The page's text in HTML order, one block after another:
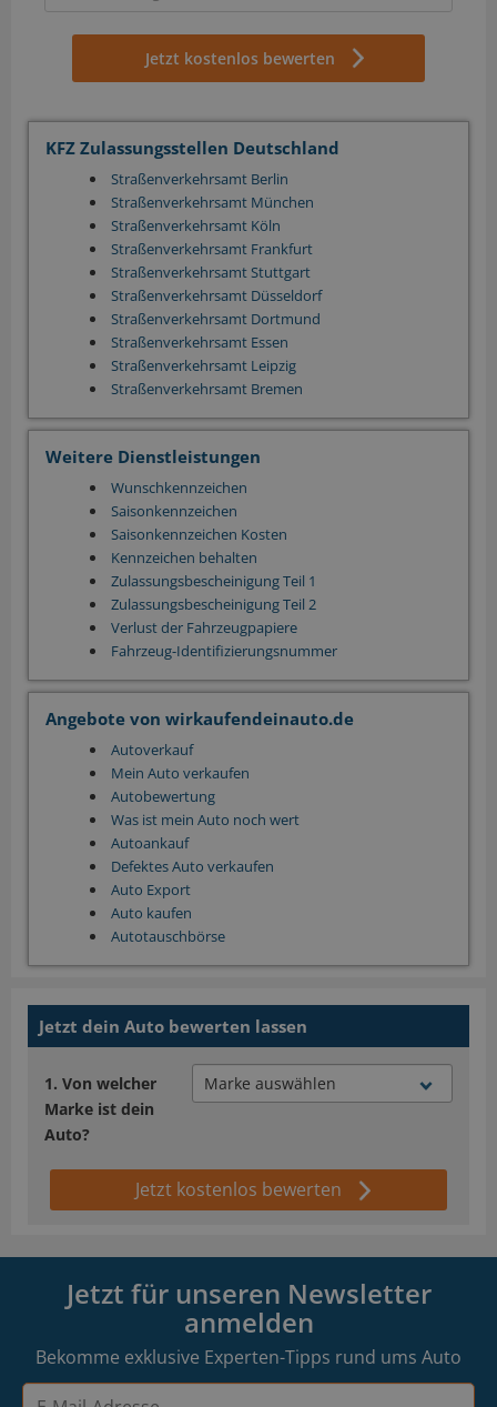
Jetzt kostenlos bewerten
KFZ Zulassungsstellen Deutschland
Straßenverkehrsamt Berlin
Straßenverkehrsamt München
Straßenverkehrsamt Köln
Straßenverkehrsamt Frankfurt
Straßenverkehrsamt Stuttgart
Straßenverkehrsamt Düsseldorf
Straßenverkehrsamt Dortmund
Straßenverkehrsamt Essen
Straßenverkehrsamt Leipzig
Straßenverkehrsamt Bremen
Weitere Dienstleistungen
Wunschkennzeichen
Saisonkennzeichen
Saisonkennzeichen Kosten
Kennzeichen behalten
Zulassungsbescheinigung Teil 1
Zulassungsbescheinigung Teil 2
Verlust der Fahrzeugpapiere
Fahrzeug-Identifizierungsnummer
Angebote von wirkaufendeinauto.de
Autoverkauf
Mein Auto verkaufen
Autobewertung
Was ist mein Auto noch wert
Autoankauf
Defektes Auto verkaufen
Auto Export
Auto kaufen
Autotauschbörse
Jetzt dein Auto bewerten lassen
Von welcher
Marke ist dein
Auto?
Jetzt kostenlos bewerten
Jetzt für unseren Newsletter
anmelden
Bekomme exklusive Experten-Tipps rund ums Auto